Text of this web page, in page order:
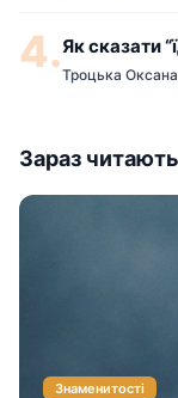
4.Як сказати
Троцька Оксана
Зараз читають
Знаменитості